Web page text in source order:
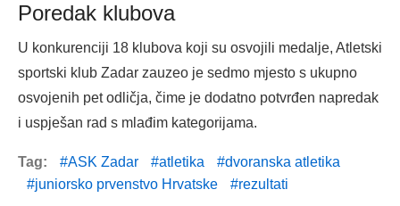
Poredak klubova
U konkurenciji 18 klubova koji su osvojili medalje, Atletski
sportski klub Zadar zauzeo je sedmo mjesto s ukupno
osvojenih pet odličja, čime je dodatno potvrđen napredak
i uspješan rad s mlađim kategorijama.
Tag: ASK Zadar atletika
dvoranska atletika
juniorsko prvenstvo Hrvatske
rezultati